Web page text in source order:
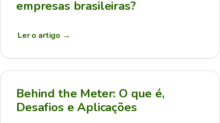
empresas brasileiras?
Ler o artigo →
Behind the Meter: O que é,
Desafios e Aplicações